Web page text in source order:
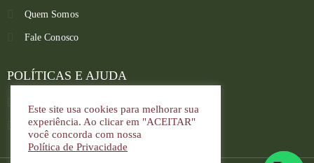
Quem Somos
Fale Conosco
POLÍTICAS E AJUDA
Política de privacidade
Este site usa cookies para melhorar sua
experiência. Ao clicar em "ACEITAR"
você concorda com nossa
Política de Privacidade
Atendimento